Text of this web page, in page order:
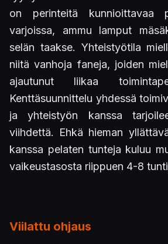
on perinteitä kunnioittavaa
varjoissa, ammu lamput
selän taakse. Yhteistyötila
niitä vanhoja faneja, joiden
ajautunut liikaa
Kenttäsuunnittelu yhdessä
ja yhteistyön kanssa
viihdettä. Ehkä hieman
kanssa pelaten tunteja kuluu
vaikeustasosta riippuen 4-8
Viilattu ohjaus